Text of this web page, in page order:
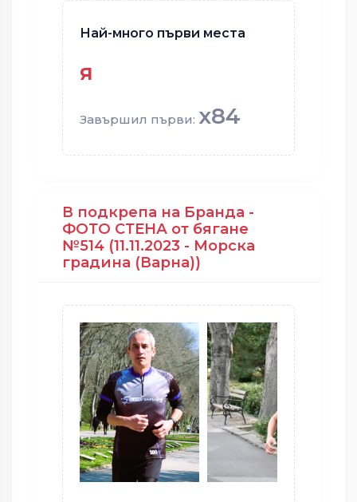
Най-много първи места
я
Завършил първи: x84
В подкрепа на Бранда -
ФОТО СТЕНА от бягане
№514 (11.11.2023 - Морска
градина (Варна))